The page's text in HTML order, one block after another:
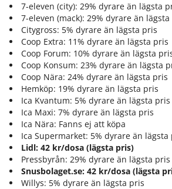
Granit Portion i Stockholm
Granit Vit Portion i Stockholm
Granit Lös i Stockholm
Ettan Portion i Stockholm
Ettan Vit Portion i Stockholm
Ettan Lös i Stockholm
Lundgrens Portion i Stockholm
Lundgrens Vit Portion i Stockholm
7-eleven (city): 29% dyrare än lägsta
7-eleven (mack): 29% dyrare än
Citygross: 5% dyrare än lägsta pris
Coop Extra: 11% dyrare än lägsta pris
Coop Forum: 10% dyrare än lägsta
Coop Konsum: 23% dyrare än lägsta
Coop Nära: 24% dyrare än lägsta pris
Hemköp: 19% dyrare än lägsta pris
Ica Kvantum: 5% dyrare än lägsta pris
Ica Maxi: 7% dyrare än lägsta pris
Ica Nära: Fanns ej att köpa
Ica Supermarket: 5% dyrare än lägsta
Lidl: 42 kr/dosa (lägsta pris)
Pressbyrån: 29% dyrare än lägsta pris
Snusbolaget.se: 42 kr/dosa (lägsta
Willys: 5% dyrare än lägsta pris